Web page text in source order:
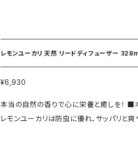
意ください。 ※目や口に入った場合、早急に水道水
笑顔と力を。
香り、自然の力、自然の癒しを探しました。 ■328mlで約3か月ご使用いただけます。気温やリード本数
ギー・自然力・安心安全・空気清浄・インテリアなど。 ※画像は同商品の撮影をおこな
ス産） ■水晶濃縮液（日本製） ■本体：ガ
湖よし8本 ■責任販売元アップハドー ■製
レモンユーカリ 天然 リードディフューザー
¥6,930
本当の自然の香りで心に栄養と癒しを！ ■本当の自然を届けます。 オリジナルディフューザー液328ml
レモンユーカリは防虫に優れ、サッパリと